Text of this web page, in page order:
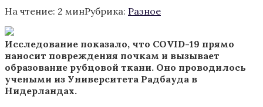
На чтение: 2 минРубрика: Разное
Исследование показало, что COVID-19 прямо
наносит повреждения почкам и вызывает
образование рубцовой ткани. Оно проводилось
учеными из Университета Радбауда в
Нидерландах.